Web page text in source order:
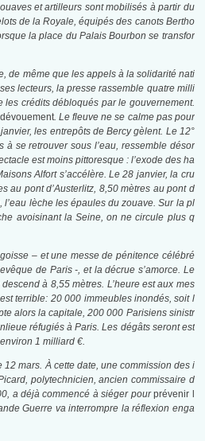
et artilleurs sont mobilisés à partir du
de la Royale, équipés des canots Bertho
la place du Palais Bourbon se transfor
de même que les appels à la solidarité nati
lecteurs, la presse rassemble quatre milli
les crédits débloqués par le gouvernement.
. Le fleuve ne se calme pas pour
les entrepôts de Bercy gèlent. Le 12°
à se retrouver sous l’eau, ressemble désor
est moins pittoresque : l’exode des ha
Alfort s’accélère. Le 28 janvier, la cru
au pont d’Austerlitz, 8,50 mètres au pont d
l’eau lèche les épaules du zouave. Sur la pl
avoisinant la Seine, on ne circule plus q
– et une messe de pénitence célébré
de Paris -, et la décrue s’amorce. Le
à 8,55 mètres. L’heure est aux mes
terrible: 20 000 immeubles inondés, soit l
alors la capitale, 200 000 Parisiens sinistr
réfugiés à Paris. Les dégâts seront est
1 milliard €.
12 mars. À cette date, une commission des i
polytechnicien, ancien commissaire d
a déjà commencé à siéger pourprévenir l
Guerre va interrompre la réflexion enga